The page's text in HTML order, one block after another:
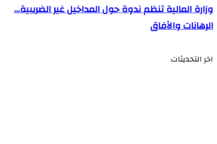
وزارة المالية تنظم ندوة حول المداخيل غير الضريبية…
الرهانات والآفاق
اخر التحديثات